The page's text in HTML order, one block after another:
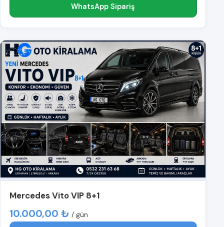
WhatsApp Sipariş
Mercedes Vito VIP 8+1
10.000,00 ₺ / gün